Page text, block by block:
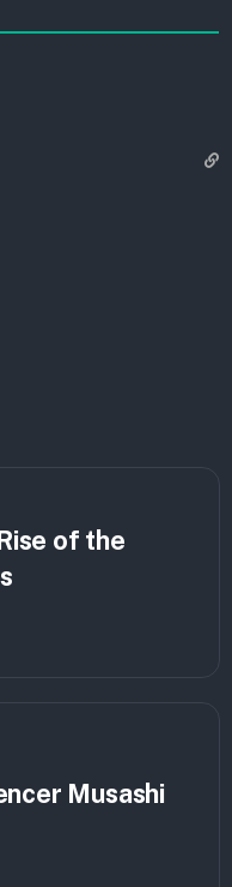
of the
Musashi